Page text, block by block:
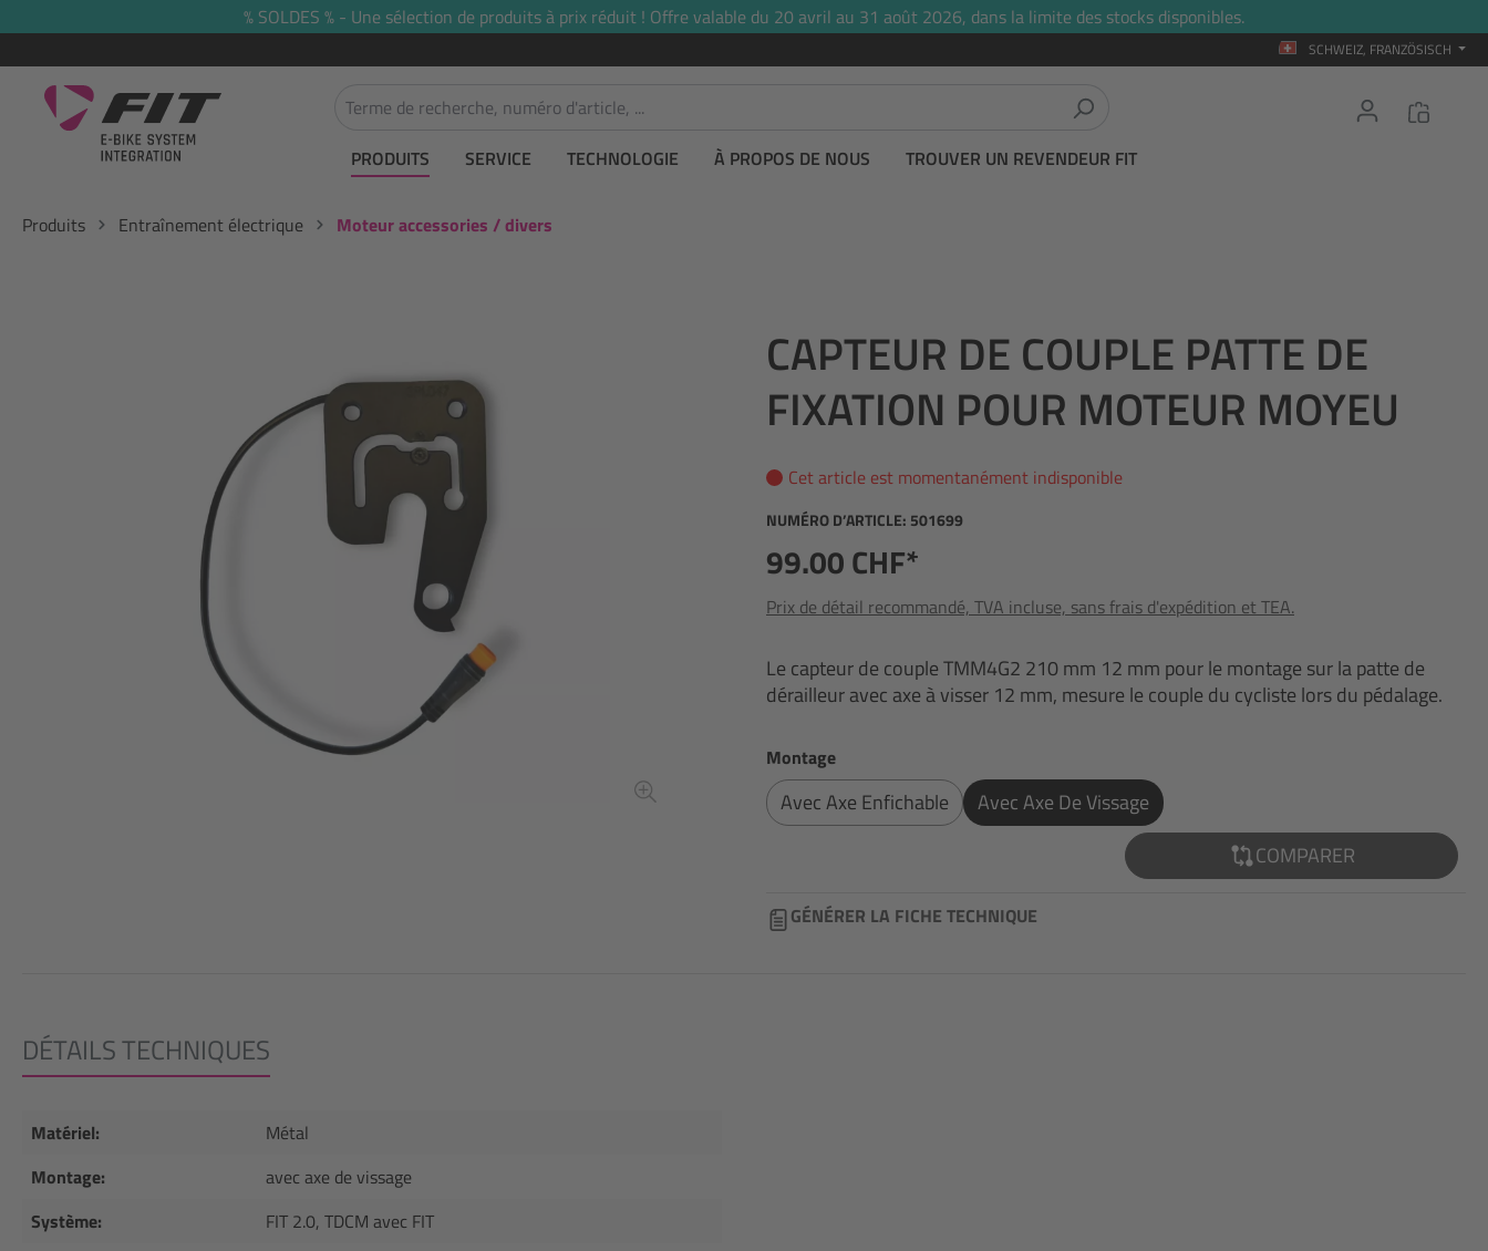
Passer à la navigation principale% SOLDES % - Une sélection de produits à prix réduit ! Offre valable du 20 avril au 31 août 2026, dans la limite des stocks disponibles.
SCHWEIZ, FRANZÖSISCH
PRODUITS SERVICE TECHNOLOGIE À PROPOS DE NOUS TROUVER UN REVENDEUR FIT
Produits Entraînement électrique Moteur accessories / divers
CAPTEUR DE COUPLE PATTE DE
FIXATION POUR MOTEUR MOYEU
Cet article est momentanément indisponible
NUMÉRO D’ARTICLE: 501699
99.00 CHF*
Prix de détail recommandé, TVA incluse, sans frais d'expédition et TEA.
Le capteur de couple TMM4G2 210 mm 12 mm pour le montage sur la patte de
dérailleur avec axe à visser 12 mm, mesure le couple du cycliste lors du pédalage.
Sélectionnez
Montage
Avec Axe Enfichable
Avec Axe De Vissage
COMPARER
GÉNÉRER LA FICHE TECHNIQUE
DÉTAILS TECHNIQUES
Matériel:
Métal
Montage:
avec axe de vissage
Système:
FIT 2.0, TDCM avec FIT